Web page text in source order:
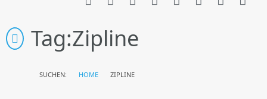
Tag:Zipline
SUCHEN: HOME ZIPLINE